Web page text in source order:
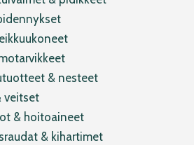
& nesteet
veitset
& hoitoaineet
& kihartimet